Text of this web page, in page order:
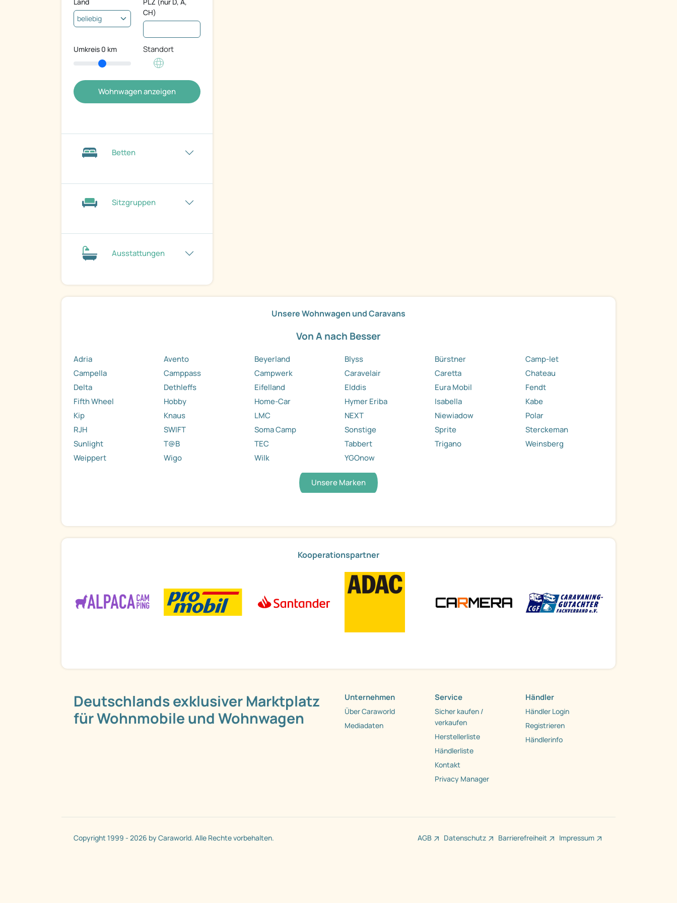
CH)
Umkreis 0 km Standort
Wohnwagen anzeigen
Betten
Sitzgruppen
Ausstattungen
Unsere Wohnwagen und Caravans
Von A nach Besser
Adria Avento Beyerland Blyss Bürstner
Camp-let
Campella
Camppass Campwerk Caravelair Caretta
Chateau
Delta
Dethleffs Eifelland Elddis Eura Mobil
Fendt
Fifth Wheel
Hobby Home-Car Hymer Eriba Isabella
Kabe
Kip
Knaus LMC NEXT Niewiadow
Polar
RJH
SWIFT Soma Camp Sonstige Sprite
Sterckeman
Sunlight
T@B TEC Tabbert Trigano
Weinsberg
Weippert
Wigo Wilk YGOnow
Unsere Marken
Kooperationspartner
Deutschlands exklusiver Marktplatz
für Wohnmobile und Wohnwagen
Unternehmen
Über Caraworld
Mediadaten
Service
Sicher kaufen /
verkaufen
Herstellerliste
Händlerliste
Kontakt
Privacy Manager
Händler
Händler Login
Registrieren
Händlerinfo
Copyright 1999 - 2026 by Caraworld. Alle Rechte vorbehalten. AGB Datenschutz Barrierefreiheit Impressum